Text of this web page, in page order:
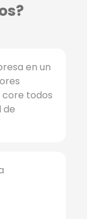
en un
todos
de